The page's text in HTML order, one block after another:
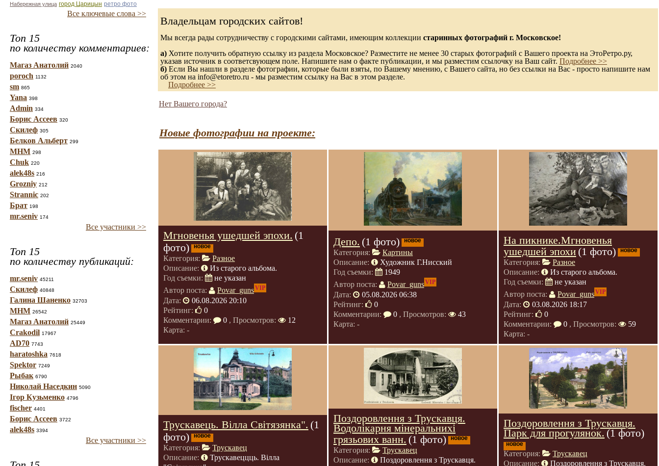
Набережная улица город Царицын ретро фото
Все ключевые слова >>
Топ 15
по количеству комментариев:
Магаз Анатолий 2040
poroch 1132
sm 865
Yana 398
Admin 334
Борис Ассеев 320
Скилеф 305
Белков Альберт 299
МНМ 298
Chuk 220
alek48s 216
Grozniy 212
Strannic 202
Брат 198
mr.seniv 174
Все участники >>
Топ 15
по количеству публикаций:
mr.seniv 45211
Скилеф 40848
Галина Шаненко 32703
МНМ 26542
Магаз Анатолий 25449
Crakodil 17967
AD70 7743
haratoshka 7618
Spektor 7249
Рыбак 6790
Николай Наседкин 5090
Ігор Кузьменко 4796
fischer 4401
Борис Ассеев 3722
alek48s 3394
Все участники >>
Владельцам городских сайтов!
Мы всегда рады сотрудничеству с городскими сайтами, имеющим коллекции старинных фотографий г. Московское!
а) Хотите получить обратную ссылку из раздела Московское? Разместите не менее 30 старых фотографий с Вашего проекта на ЭтоРетро.ру,
указав источник в соответсвующем поле. Напишите нам о факте публикации, и мы разместим ссылочку на Ваш сайт. Подробнее >>
б) Если Вы нашли в разделе фотографии, которые были взяты, по Вашему мнению, с Вашего сайта, но без ссылки на Вас - просто напишите нам
об этом на info@etoretro.ru - мы разместим ссылку на Вас в этом разделе.
Подробнее >>
Нет Вашего города?
Новые фотографии на проекте:
Мгновенья ушедшей эпохи. (1
фото)
новое
Категория:
Разное
Описание:
Из старого альбома.
Год съемки:
не указан
Автор поста:
Povar_gunsVIP
Дата:
06.08.2026 20:10
Рейтинг:
0
Комментарии:
0 , Просмотров:
12
Карта: -
Депо. (1 фото) новое
Категория:
Картины
Описание:
Художник Г.Нисский
Год съемки:
1949
Автор поста:
Povar_gunsVIP
Дата:
05.08.2026 06:38
Рейтинг:
0
Комментарии:
0 , Просмотров:
43
Карта: -
На пикнике.Мгновенья
ушедшей эпохи (1 фото) новое
Категория:
Разное
Описание:
Из старого альбома.
Год съемки:
не указан
Автор поста:
Povar_gunsVIP
Дата:
03.08.2026 18:17
Рейтинг:
0
Комментарии:
0 , Просмотров:
59
Карта: -
Трускавець. Вілла Світязянка". (1
фото)
новое
Категория:
Трускавец
Описание:
Трускавеццць. Вілла
Поздоровлення з Трускавця.
Водолікарня мінеральнихі
грязьових ванн. (1 фото) новое
Категория:
Трускавец
Описание:
Поздоровлення з Трускавця.
Поздоровлення з Трускавця.
Парк для прогулянок.(1 фото)
новое
Категория:
Трускавец
Описание:
Поздоровлення з Трускавця.